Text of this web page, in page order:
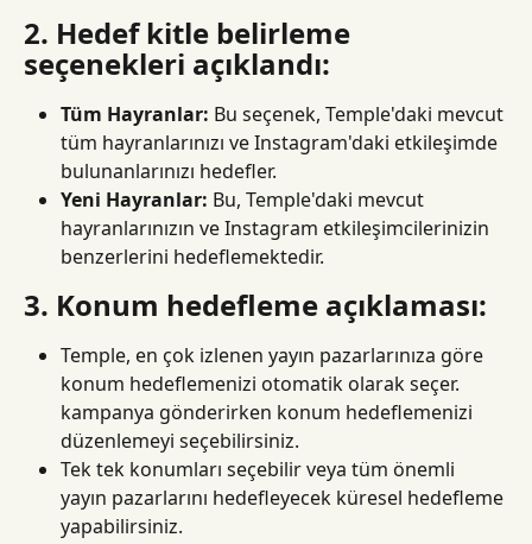
2. Hedef kitle belirleme
seçenekleri açıklandı:
Tüm Hayranlar: Bu seçenek, Temple'daki mevcut
tüm hayranlarınızı ve Instagram'daki etkileşimde
bulunanlarınızı hedefler.
Yeni Hayranlar: Bu, Temple'daki mevcut
hayranlarınızın ve Instagram etkileşimcilerinizin
benzerlerini hedeflemektedir.
3. Konum hedefleme açıklaması:
Temple, en çok izlenen yayın pazarlarınıza göre
konum hedeflemenizi otomatik olarak seçer.
kampanya gönderirken konum hedeflemenizi
düzenlemeyi seçebilirsiniz.
Tek tek konumları seçebilir veya tüm önemli
yayın pazarlarını hedefleyecek küresel hedefleme
yapabilirsiniz.